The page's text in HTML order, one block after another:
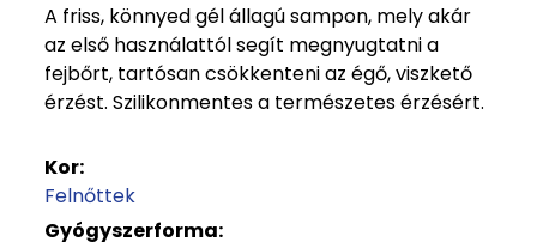
A friss, könnyed gél állagú sampon, mely akár
az első használattól segít megnyugtatni a
fejbőrt, tartósan csökkenteni az égő, viszkető
érzést. Szilikonmentes a természetes érzésért.
Kor:
Felnőttek
Gyógyszerforma: